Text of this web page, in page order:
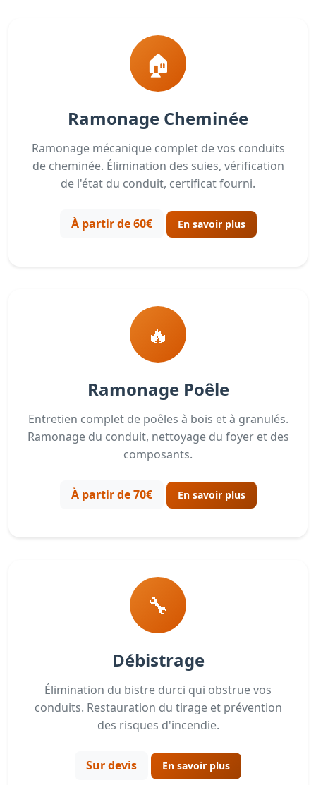
🏠
Ramonage Cheminée
Ramonage mécanique complet de vos conduits
de cheminée. Élimination des suies, vérification
de l'état du conduit, certificat fourni.
À partir de 60€ En savoir plus
🔥
Ramonage Poêle
Entretien complet de poêles à bois et à granulés.
Ramonage du conduit, nettoyage du foyer et des
composants.
À partir de 70€ En savoir plus
🔧
Débistrage
Élimination du bistre durci qui obstrue vos
conduits. Restauration du tirage et prévention
des risques d'incendie.
Sur devis En savoir plus